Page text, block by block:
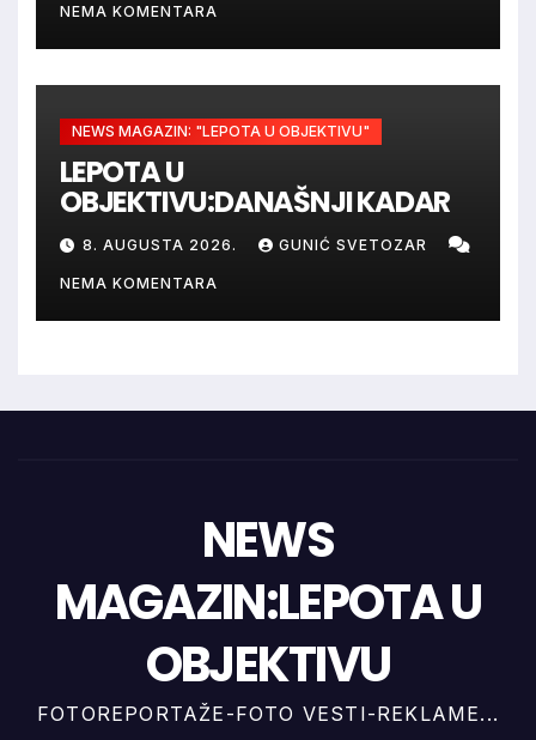
NEMA KOMENTARA
NEWS MAGAZIN: "LEPOTA U OBJEKTIVU"
LEPOTA U
OBJEKTIVU:DANAŠNJI KADAR
8. AUGUSTA 2026. GUNIĆ SVETOZAR
NEMA KOMENTARA
NEWS
MAGAZIN:LEPOTA U
OBJEKTIVU
FOTOREPORTAŽE-FOTO VESTI-REKLAME...